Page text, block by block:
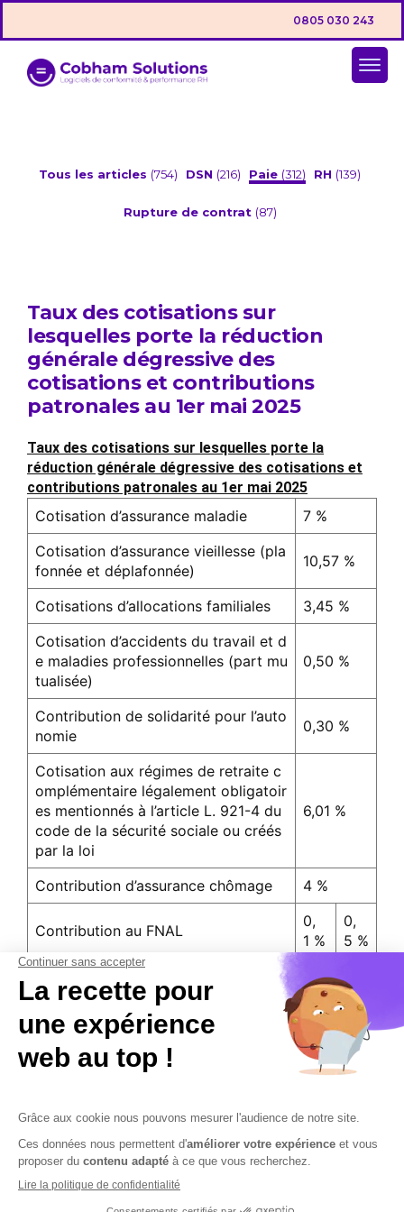
0805 030 243
Tous les articles (754) DSN (216) Paie (312) RH (139)
Rupture de contrat (87)
Taux des cotisations sur
lesquelles porte la réduction
générale dégressive des
cotisations et contributions
patronales au 1er mai 2025
Taux des cotisations sur lesquelles porte la
réduction générale dégressive des cotisations et
contributions patronales au 1er mai 2025
Cotisation d’assurance maladie
7 %
Cotisation d’assurance vieillesse (pla
fonnée et déplafonnée)
10,57 %
Cotisations d’allocations familiales
3,45 %
Cotisation d’accidents du travail et d
e maladies professionnelles (part mu
tualisée)
0,50 %
Contribution de solidarité pour l’auto
nomie
0,30 %
Cotisation aux régimes de retraite c
omplémentaire légalement obligatoir
es mentionnés à l’article L. 921-4 du
code de la sécurité sociale ou créés
par la loi
6,01 %
Contribution d’assurance chômage 4 %
Contribution au FNAL
0,
1 %
0,
5 %
Valeur T (au 1er mai 2025)
31,
9
3 %
32,
3
3 %
Contactez-nous Mentions légales
Plan du site
Sécurisation des données
Conditions Générales de Vente et d’Utilisation